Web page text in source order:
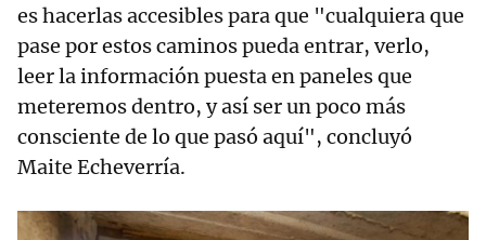
es hacerlas accesibles para que "cualquiera que
pase por estos caminos pueda entrar, verlo,
leer la información puesta en paneles que
meteremos dentro, y así ser un poco más
consciente de lo que pasó aquí", concluyó
Maite Echeverría.